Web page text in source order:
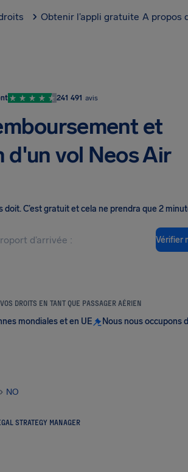
Obtenir l’appli gratuite A propos
241 491 avis
et
vol Neos Air
doit.C’est gratuit et cela ne prendra que 2
Vérifier
DROITS EN TANT QUE PASSAGER AÉRIEN
mondiales et en UE Nous nous occupons
NO
STRATEGY MANAGER